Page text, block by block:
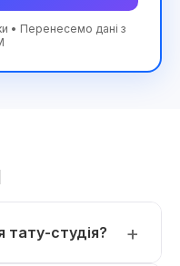
• Перенесемо дані з
тату-студія?